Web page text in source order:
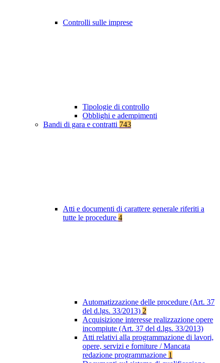
Controlli sulle imprese
Tipologie di controllo
Obblighi e adempimenti
Bandi di gara e contratti 743
Atti e documenti di carattere generale riferiti a
tutte le procedure 4
Automatizzazione delle procedure (Art. 37
del d.lgs. 33/2013) 2
Acquisizione interesse realizzazione opere
incompiute (Art. 37 del d.lgs. 33/2013)
Atti relativi alla programmazione di lavori,
opere, servizi e forniture / Mancata
redazione programmazione 1